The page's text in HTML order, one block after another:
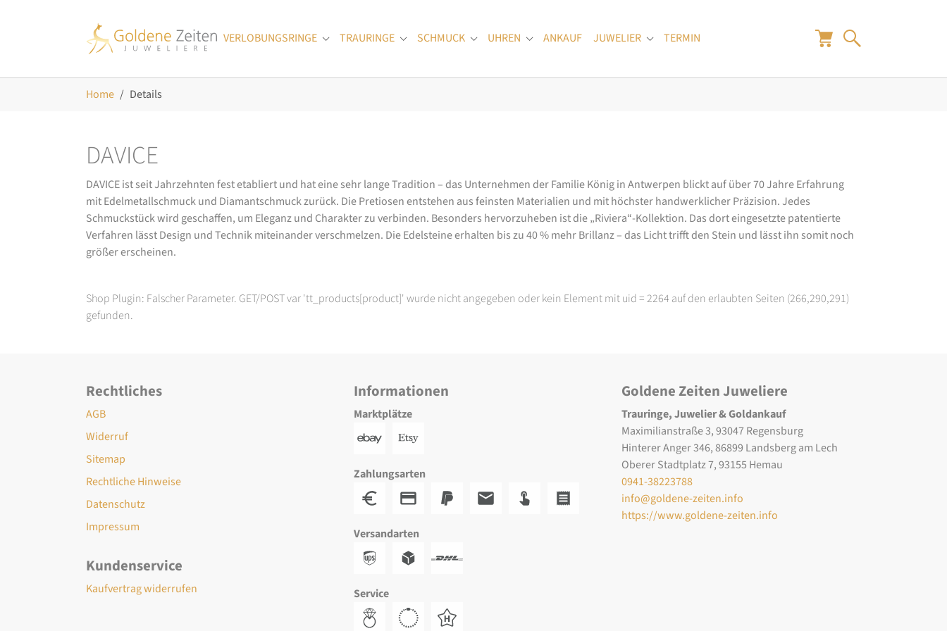
VERLOBUNGSRINGE
Submenu for "Verlobungsringe"
TRAURINGE Submenu for "Trauringe"
SCHMUCK Submenu for "Schmuck"
UHREN Submenu for "Uhren"
ANKAUF JUWELIER Submenu for "Juwelier"
TERMIN
Home Details
DAVICE
DAVICE ist seit Jahrzehnten fest etabliert und hat eine sehr lange Tradition – das Unternehmen der Familie König in Antwerpen blickt auf über 70 Jahre Erfahrung
mit Edelmetallschmuck und Diamantschmuck zurück. Die Pretiosen entstehen aus feinsten Materialien und mit höchster handwerklicher Präzision. Jedes
Schmuckstück wird geschaffen, um Eleganz und Charakter zu verbinden. Besonders hervorzuheben ist die „Riviera“-Kollektion. Das dort eingesetzte patentierte
Verfahren lässt Design und Technik miteinander verschmelzen. Die Edelsteine erhalten bis zu 40 % mehr Brillanz – das Licht trifft den Stein und lässt ihn somit noch
größer erscheinen.
Shop Plugin: Falscher Parameter. GET/POST var 'tt_products[product]' wurde nicht angegeben oder kein Element mit uid = 2264 auf den erlaubten Seiten (266,290,291)
gefunden.
Rechtliches
AGB
Widerruf
Sitemap
Rechtliche Hinweise
Datenschutz
Impressum
Kundenservice
Kaufvertrag widerrufen
Informationen
Marktplätze
Zahlungsarten
Versandarten
Service
Goldene Zeiten Juweliere
Trauringe, Juwelier & Goldankauf
Maximilianstraße 3, 93047 Regensburg
Hinterer Anger 346, 86899 Landsberg am Lech
Oberer Stadtplatz 7, 93155 Hemau
0941-38223788
info@goldene-zeiten.info
https://www.goldene-zeiten.info